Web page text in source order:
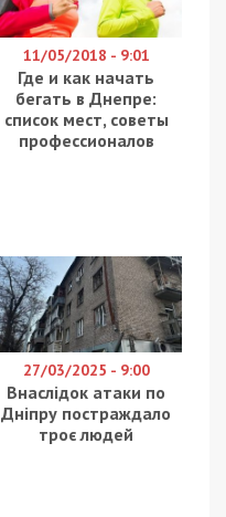
11/05/2018 - 9:01
Где и как начать
бегать в Днепре:
список мест, советы
профессионалов
27/03/2025 - 9:00
Внаслідок атаки по
Дніпру постраждало
троє людей